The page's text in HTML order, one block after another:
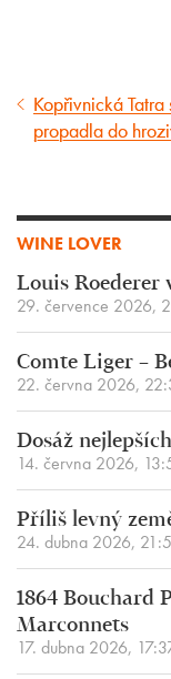
článek
Kopřivnická Tatra
propadla do
WINE LOVER
Louis Roederer
29. července 2026,
Comte Liger –
22. června 2026,
Dosáž
14. června 2026,
Příliš levný
24. dubna 2026,
1864 Bouchard
Marconnets
17. dubna 2026,